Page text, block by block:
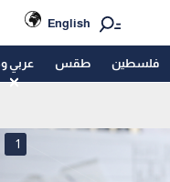
English
فلسطين طقس عربي
1